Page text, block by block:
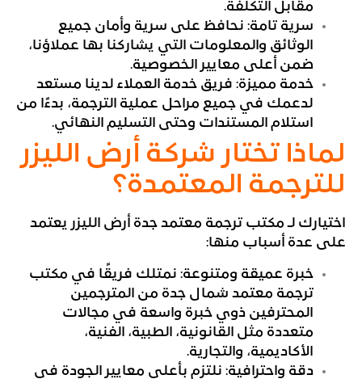
مقابل التكلفة.
سرية تامة: نحافظ على سرية وأمان جميع
الوثائق والمعلومات التي يشاركنا بها عملاؤنا،
ضمن أعلى معايير الخصوصية.
خدمة مميزة: فريق خدمة العملاء لدينا مستعد
لدعمك في جميع مراحل عملية الترجمة، بدءًا من
استلام المستندات وحتى التسليم النهائي.
لماذا تختار شركة أرض الليزر
للترجمة المعتمدة؟
اختيارك لـ مكتب ترجمة معتمد جدة أرض الليزر يعتمد
على عدة أسباب منها:
خبرة عميقة ومتنوعة: نمتلك فريقًا في مكتب
ترجمة معتمد شمال جدة من المترجمين
المحترفين ذوي خبرة واسعة في مجالات
متعددة مثل القانونية، الطبية، الفنية،
الأكاديمية، والتجارية.
دقة واحترافية: نلتزم بأعلى معايير الجودة في